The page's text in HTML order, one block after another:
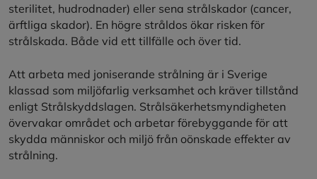
sterilitet, hudrodnader) eller sena strålskador (cancer,
ärftliga skador). En högre stråldos ökar risken för
strålskada. Både vid ett tillfälle och över tid.
Att arbeta med joniserande strålning är i Sverige
klassad som miljöfarlig verksamhet och kräver tillstånd
enligt Strålskyddslagen. Strålsäkerhetsmyndigheten
övervakar området och arbetar förebyggande för att
skydda människor och miljö från oönskade effekter av
strålning.